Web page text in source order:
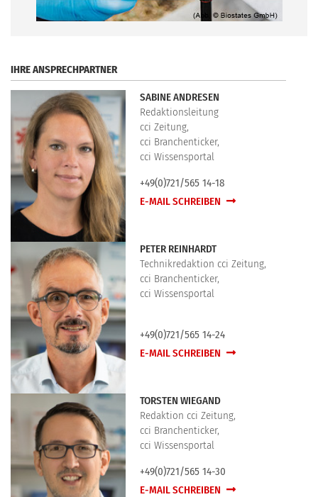
IHRE ANSPRECHPARTNER
SABINE ANDRESEN
Redaktionsleitung
cci Zeitung,
cci Branchenticker,
cci Wissensportal
+49(0)721/565 14-18
E-MAIL SCHREIBEN
PETER REINHARDT
Technikredaktion cci Zeitung,
cci Branchenticker,
cci Wissensportal
+49(0)721/565 14-24
E-MAIL SCHREIBEN
TORSTEN WIEGAND
Redaktion cci Zeitung,
cci Branchenticker,
cci Wissensportal
+49(0)721/565 14-30
E-MAIL SCHREIBEN